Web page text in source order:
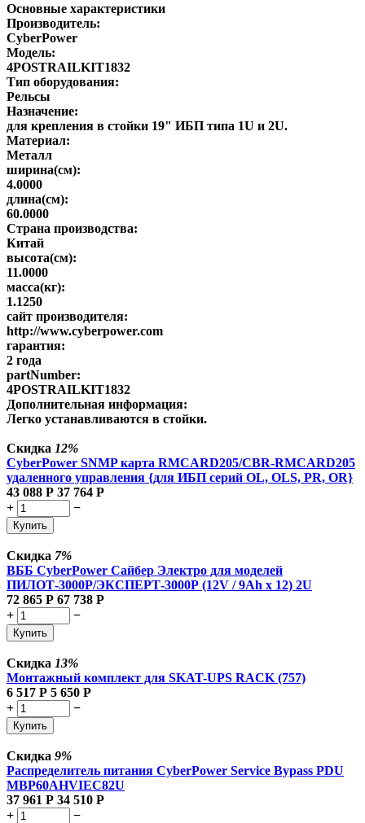
Основные характеристики
Производитель:
CyberPower
Модель:
4POSTRAILKIT1832
Тип оборудования:
Рельсы
Назначение:
для крепления в стойки 19" ИБП типа 1U и 2U.
Материал:
Металл
ширина(см):
4.0000
длина(см):
60.0000
Страна производства:
Китай
высота(см):
11.0000
масса(кг):
1.1250
сайт производителя:
http://www.cyberpower.com
гарантия:
2 года
partNumber:
4POSTRAILKIT1832
Дополнительная информация:
Легко устанавливаются в стойки.
Скидка 12%
CyberPower SNMP карта RMCARD205/CBR-RMCARD205
удаленного управления {для ИБП серий OL, OLS, PR, OR}
43 088 Р 37 764 Р
+
−
Купить
Скидка 7%
ВББ CyberPower Сайбер Электро для моделей
ПИЛОТ-3000Р/ЭКСПЕРТ-3000Р (12V / 9Ah х 12) 2U
72 865 Р 67 738 Р
+
−
Купить
Скидка 13%
Монтажный комплект для SKAT-UPS RACK (757)
6 517 Р 5 650 Р
+
−
Купить
Скидка 9%
Распределитель питания CyberPower Service Bypass PDU
MBP60AHVIEC82U
37 961 Р 34 510 Р
+
−